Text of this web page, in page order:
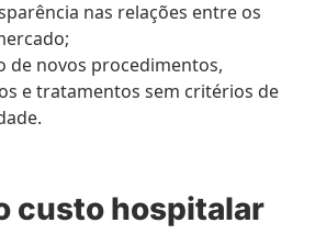
nas relações entre os
de novos procedimentos,
e tratamentos sem critérios de
custo hospitalar